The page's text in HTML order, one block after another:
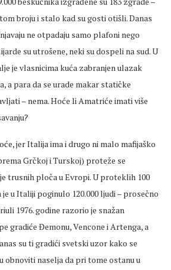
broju i stalo kad su gosti otišli. Danas
ne otpadaju samo plafoni nego
su utrošene, neki su dospeli na sud. U
je vlasnicima kuća zabranjen ulazak
a para da se urade makar statičke
– nema. Hoće li Amatriće imati više
jer Italija ima i drugo ni malo mafijaško
Grčkoj i Turskoj) proteže se
trusnih ploča u Evropi. U proteklih 100
u Italiji poginulo 120.000 ljudi – prosečno
1976. godine razorio je snažan
gradiće Đemonu, Vencone i Artenga, a
su ti gradići svetski uzor kako se
obnoviti naselja da pri tome ostanu u